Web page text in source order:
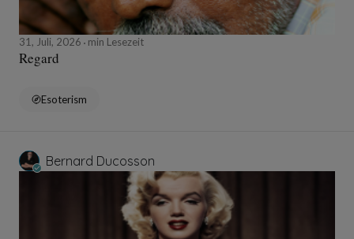
31, Juli, 2026 min Lesezeit
Regard
Esoterism
Bernard Ducosson